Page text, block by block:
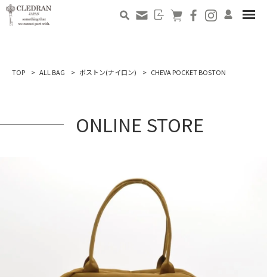
TOP ALL BAG ボストン(ナイロン) CHEVA POCKET BOSTON
ONLINE STORE